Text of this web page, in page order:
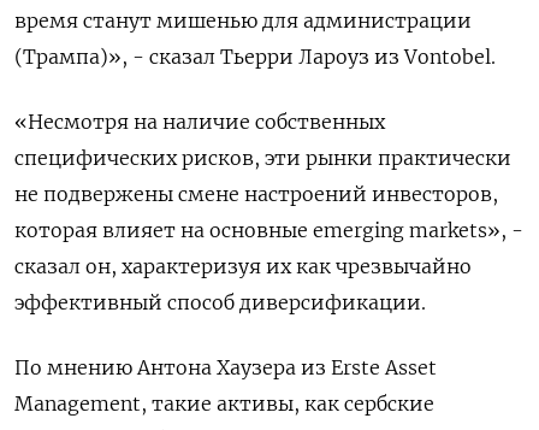
время станут мишенью для администрации
(Трампа)», - сказал Тьерри Лароуз из Vontobel.
«Несмотря на наличие собственных
специфических рисков, эти рынки практически
не подвержены смене настроений инвесторов,
которая влияет на основные emerging markets», -
сказал он, характеризуя их как чрезвычайно
эффективный способ диверсификации.
По мнению Антона Хаузера из Erste Asset
Management, такие активы, как сербские